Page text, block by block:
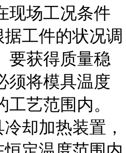
现场工况条件
工件的状况调
要获得质量稳
须将模具温度
艺范围内。
却加热装置，